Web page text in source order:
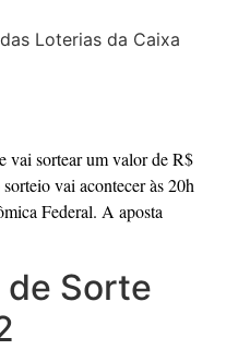
Loterias da Caixa
vai sortear um valor de R$
vai acontecer às 20h
Federal. A aposta
de Sorte